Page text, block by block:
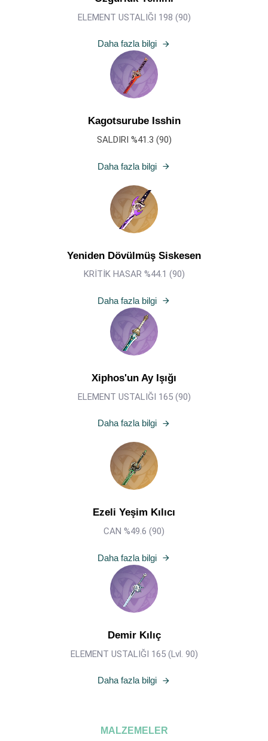
ELEMENT USTALIĞI 198 (90)
Daha fazla bilgi
Kagotsurube Isshin
SALDIRI %41.3 (90)
Daha fazla bilgi
Yeniden Dövülmüş Siskesen
KRİTİK HASAR %44.1 (90)
Daha fazla bilgi
Xiphos'un Ay Işığı
ELEMENT USTALIĞI 165 (90)
Daha fazla bilgi
Ezeli Yeşim Kılıcı
CAN %49.6 (90)
Daha fazla bilgi
Demir Kılıç
ELEMENT USTALIĞI 165 (Lvl. 90)
Daha fazla bilgi
MALZEMELER